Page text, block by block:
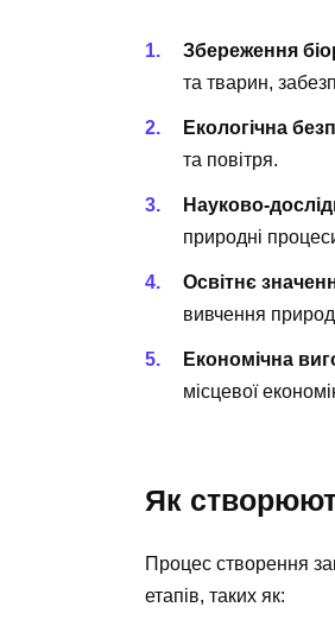
Збереження
та тварин,
Екологічна
та повітря.
Науково-
природні
Освітнє
вивчення
Економічна
місцевої
Як
Процес створення
етапів, таких як: